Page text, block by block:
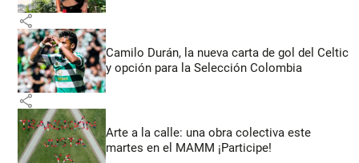
share
Camilo Durán, la nueva carta de gol del Celtic
y opción para la Selección Colombia
share
Arte a la calle: una obra colectiva este
martes en el MAMM ¡Participe!